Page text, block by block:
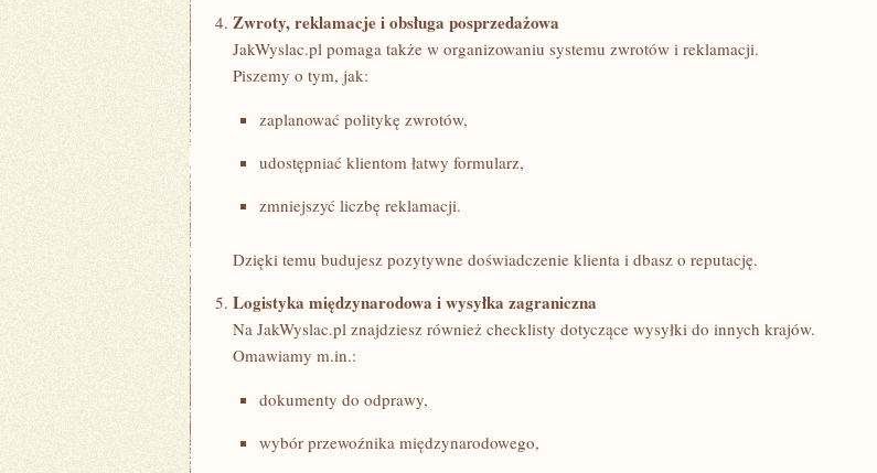
Zwroty, reklamacje i obsługa posprzedażowa
JakWyslac.pl pomaga także w organizowaniu systemu zwrotów i reklamacji.
Piszemy o tym, jak:
zaplanować politykę zwrotów,
udostępniać klientom łatwy formularz,
zmniejszyć liczbę reklamacji.
Dzięki temu budujesz pozytywne doświadczenie klienta i dbasz o reputację.
Logistyka międzynarodowa i wysyłka zagraniczna
Na JakWyslac.pl znajdziesz również checklisty dotyczące wysyłki do innych krajów.
Omawiamy m.in.:
dokumenty do odprawy,
wybór przewoźnika międzynarodowego,